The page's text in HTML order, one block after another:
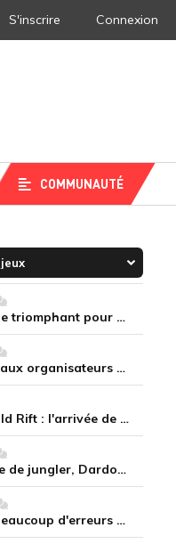
S'inscrire Connexion
COMMUNAUTÉ
Riot Games réintroduit le skin Ryze triomphant pour récompenser la scène amateur
Riot Games donne plus de liberté aux organisateurs de tournois locaux sur League of Legends
Les champions disponibles sur Wild Rift : l'arrivée de Cho'Gath
Mercato LoL LCS : Dignitas change de jungler, Dardoch fait son retour en LCS, eXyu annonce sa retraite
BrokenBlade : « Nous avons fait beaucoup d'erreurs bêtes, mais une victoire reste une victoire et c'est une chose dont on peut se réjouir »